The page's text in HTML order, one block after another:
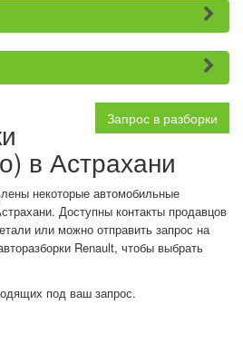
Запрос в разборки
в Астрахани
некоторые автомобильные
Доступны контакты продавцов
или можно отправить запрос на
Renault, чтобы выбрать
под ваш запрос.